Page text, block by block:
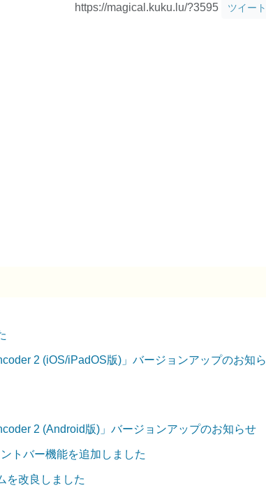
https://magical.kuku.lu/?3595 ツイート
2 (iOS/iPadOS版)」バージョンアップのお知ら
2 (Android版)」バージョンアップのお知らせ
トバー機能を追加しました
を改良しました